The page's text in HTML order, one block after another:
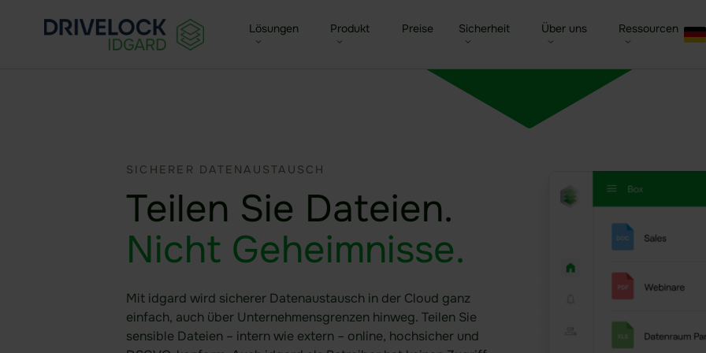
Lösungen
Small Business
Behörden & Öffentliche
Finanzwesen
Verteidigung
DORA
NIS2
Produkt
Funktionen im Überblick
idgard für iOS und MacOS
idgard für Office
Preise Sicherheit
Sicherheit im Überblick
Unabhängige Zertifizierungen
Über uns
Partner
Ressourcen
Glossar
Webinare &
SICHERER DATENAUSTAUSCH
Teilen Sie Dateien.
Nicht Geheimnisse.
Mit idgard wird sicherer Datenaustausch in der Cloud ganz
einfach, auch über Unternehmensgrenzen hinweg. Teilen Sie
sensible Dateien – intern wie extern – online, hochsicher und